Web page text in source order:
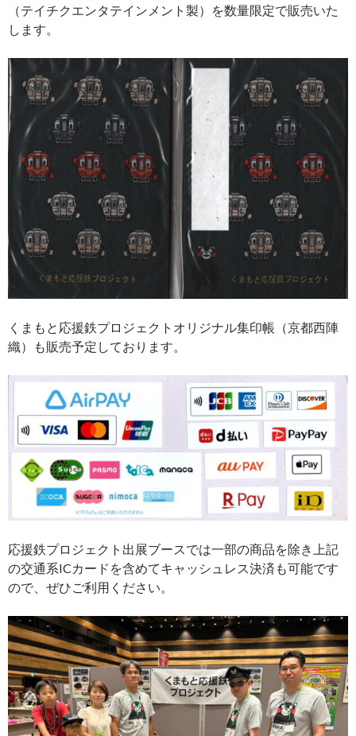
（テイチクエンタテインメント製）を数量限定で販売いた
します。
くまもと応援鉄プロジェクトオリジナル集印帳（京都西陣
織）も販売予定しております。
応援鉄プロジェクト出展ブースでは一部の商品を除き上記
の交通系ICカードを含めてキャッシュレス決済も可能です
ので、ぜひご利用ください。